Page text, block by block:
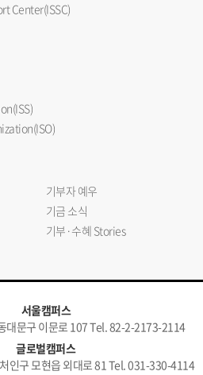
Center(ISSC)
기부자 예우
기금 소식
기부·수혜 Stories
서울캠퍼스
대문구 이문로 107 Tel. 82-2-2173-2114
글로벌캠퍼스
인구 모현읍 외대로 81 Tel. 031-330-4114